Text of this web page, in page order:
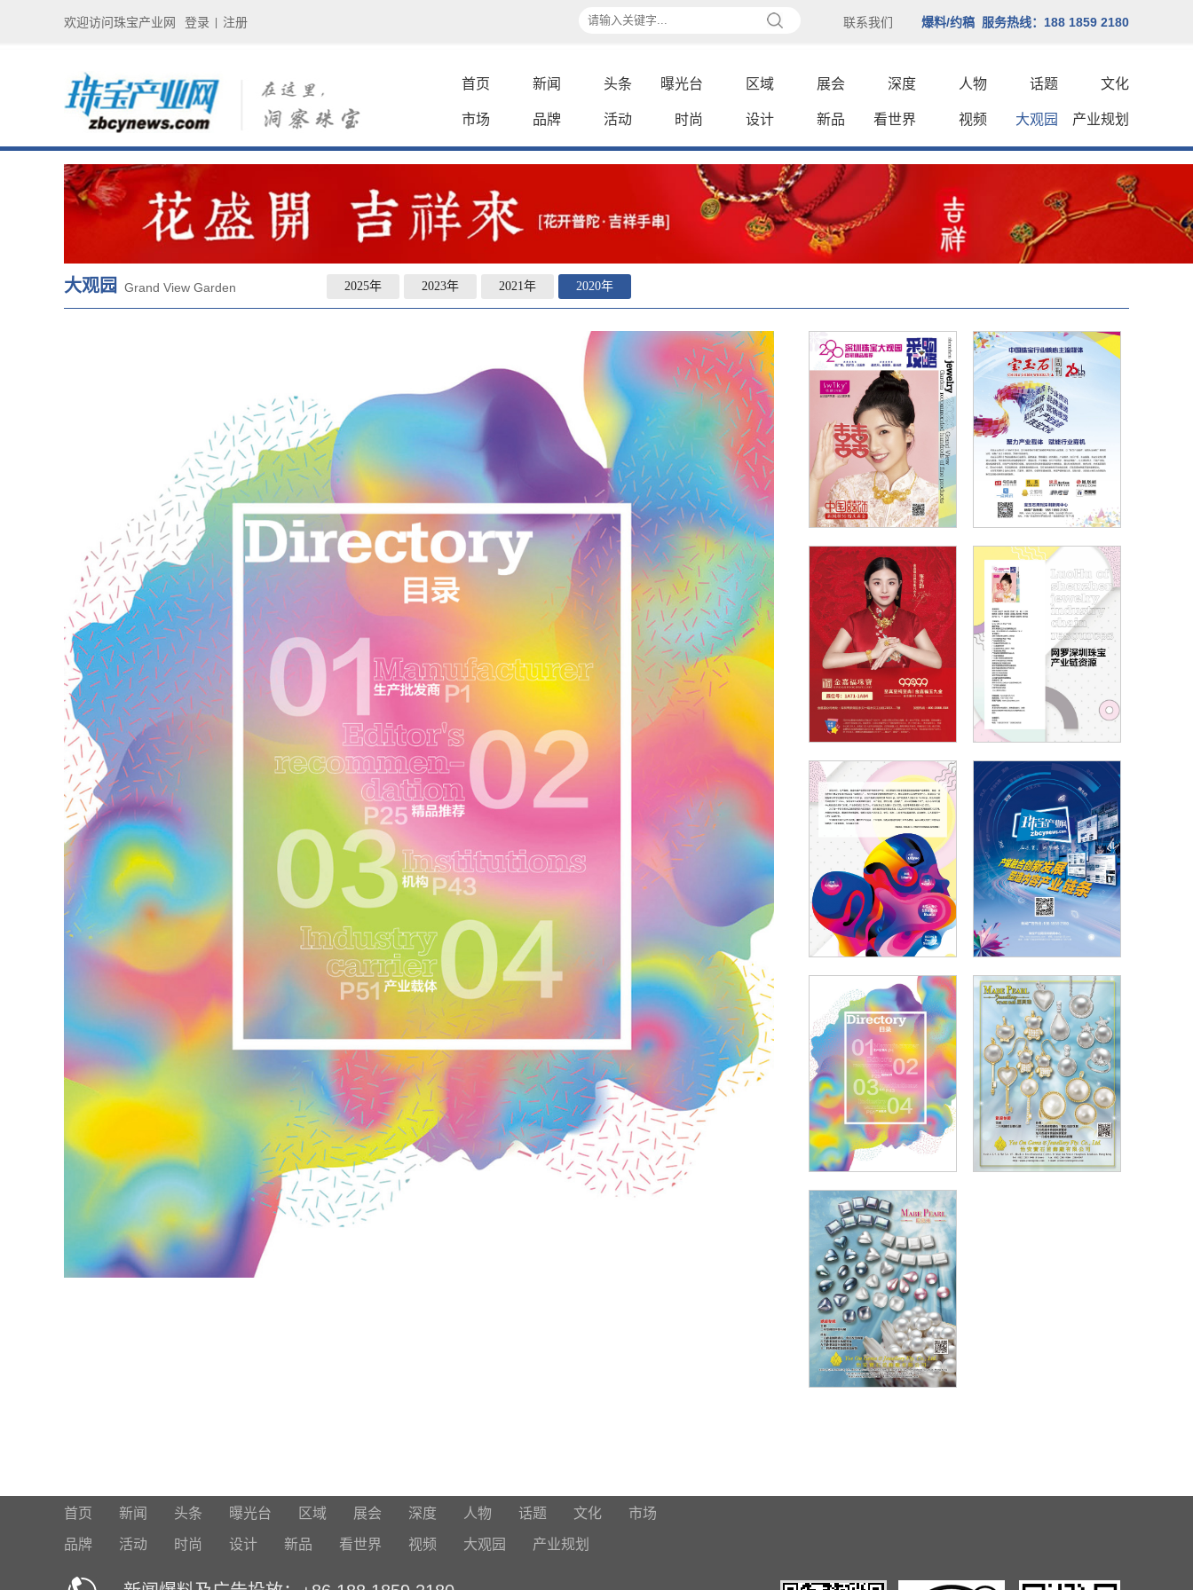
欢迎访问珠宝产业网 登录 注册 联系我们 爆料/约稿 服务热线：188 1859 2180
首页 新闻 头条 曝光台 区域 展会 深度 人物 话题 文化
市场 品牌 活动 时尚 设计 新品 看世界 视频 大观园 产业规划
大观园 Grand View Garden 2025年 2023年 2021年 2020年
首页 新闻 头条 曝光台 区域 展会 深度 人物 话题 文化 市场
品牌 活动 时尚 设计 新品 看世界 视频 大观园 产业规划